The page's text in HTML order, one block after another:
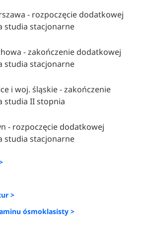
- rozpoczęcie dodatkowej
studia stacjonarne
- zakończenie dodatkowej
studia stacjonarne
i woj. śląskie - zakończenie
studia II stopnia
- rozpoczęcie dodatkowej
studia stacjonarne
>
ósmoklasisty >